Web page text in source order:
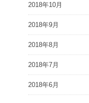
2018年10月
2018年9月
2018年8月
2018年7月
2018年6月